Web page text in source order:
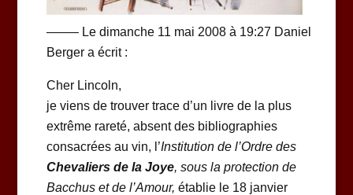
——– Le dimanche 11 mai 2008 à 19:27 Daniel
Berger a écrit :
Cher Lincoln,
je viens de trouver trace d’un livre de la plus
extrême rareté, absent des bibliographies
consacrées au vin, l’Institution de l’Ordre des
Chevaliers de la Joye, sous la protection de
Bacchus et de l’Amour, établie le 18 janvier